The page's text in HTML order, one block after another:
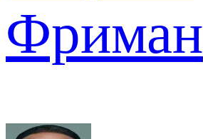
Фриман